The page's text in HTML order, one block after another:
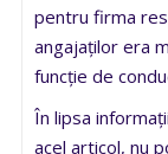
pentru firma
angajaților era
funcție de
În lipsa
acel articol, nu